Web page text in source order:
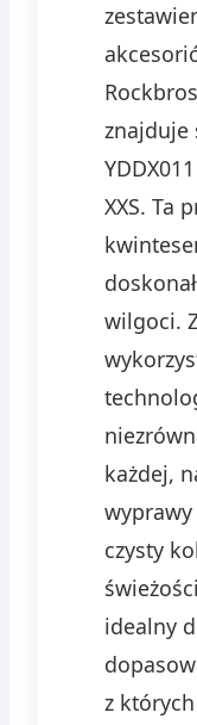
znajduje
XXS. Ta
wilgoci.
każdej,
wyprawy
czysty
idealny
z